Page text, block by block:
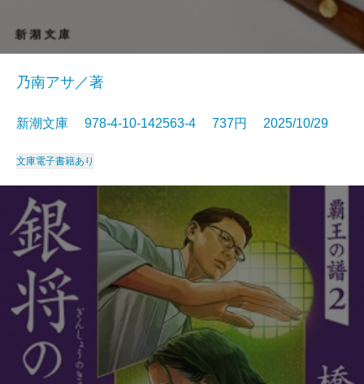
乃南アサ／著
新潮文庫 978-4-10-142563-4 737円 2025/10/29
文庫電子書籍あり